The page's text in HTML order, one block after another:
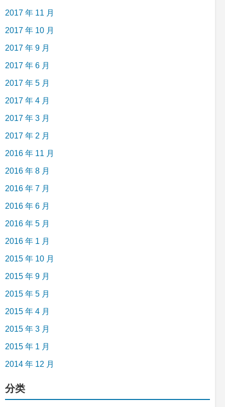
2017 年 11 月
2017 年 10 月
2017 年 9 月
2017 年 6 月
2017 年 5 月
2017 年 4 月
2017 年 3 月
2017 年 2 月
2016 年 11 月
2016 年 8 月
2016 年 7 月
2016 年 6 月
2016 年 5 月
2016 年 1 月
2015 年 10 月
2015 年 9 月
2015 年 5 月
2015 年 4 月
2015 年 3 月
2015 年 1 月
2014 年 12 月
分类